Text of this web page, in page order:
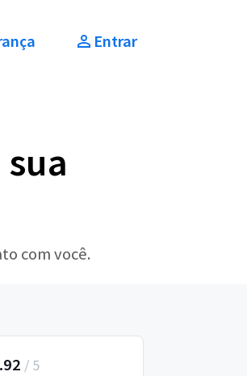
Entrar
com você.
/ 5